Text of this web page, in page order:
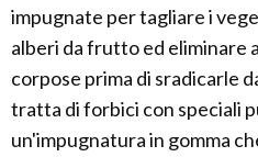
impugnate per tagliare i
alberi da frutto ed eliminare
corpose prima di sradicarle
tratta di forbici con speciali
un'impugnatura in gomma